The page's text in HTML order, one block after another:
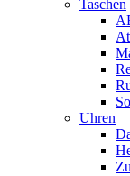
Taschen
Uhren